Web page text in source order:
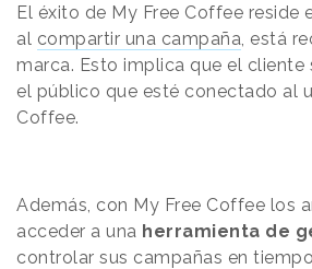
El éxito de My Free Coffee reside
al compartir una campaña , está
marca. Esto implica que el
el público que esté conectado al
Coffee.
Además, con My Free Coffee los
acceder a una herramienta de
controlar sus campañas en